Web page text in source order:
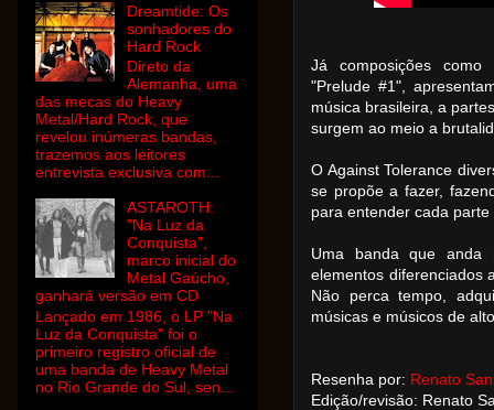
Já composições
"Prelude #1",
música brasileira, a
surgem ao meio a
O Against Tolerance
se propõea fazer,
para entender cada
Uma banda que anda
elementos diferenciados
Não perca tempo,
músicas e músicos de
Resenha por: Renato
Edição/revisão: Renato
Dreamtide: Os
sonhadores do
Hard Rock
Direto da
Alemanha, uma
das mecas do Heavy
Metal/Hard Rock, que
revelou inúmeras bandas,
trazemos aos leitores
entrevista exclusiva com...
ASTAROTH:
"Na Luz da
Conquista",
marco inicial do
Metal Gaúcho,
ganhará versão em CD
Lançado em 1986, o LP "Na
Luz da Conquista" foi o
primeiro registro oficial de
uma banda de Heavy Metal
no Rio Grande do Sul, sen...